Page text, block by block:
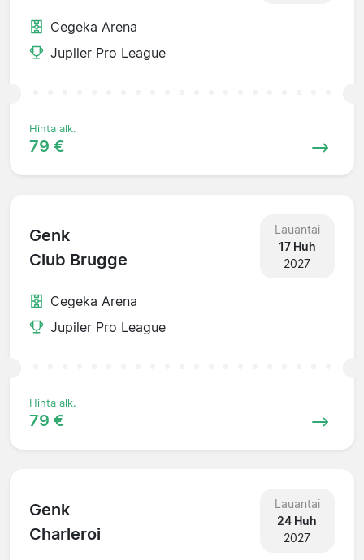
Cegeka Arena
Jupiler Pro League
Hinta alk.
79 €
Genk
Club Brugge
Lauantai
17 Huh
2027
Cegeka Arena
Jupiler Pro League
Hinta alk.
79 €
Genk
Charleroi
Lauantai
24 Huh
2027